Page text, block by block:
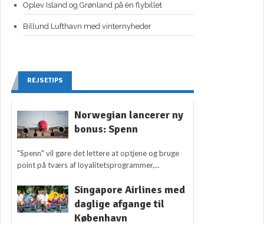
Oplev Island og Grønland på én flybillet
Billund Lufthavn med vinternyheder
REJSETIPS
Norwegian lancerer ny
bonus: Spenn
"Spenn" vil gøre det lettere at optjene og bruge
point på tværs af loyalitetsprogrammer,...
Singapore Airlines med
daglige afgange til
København